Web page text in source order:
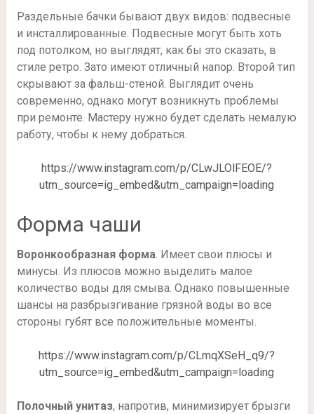
Раздельные бачки бывают двух видов: подвесные
и инсталлированные. Подвесные могут быть хоть
под потолком, но выглядят, как бы это сказать, в
стиле ретро. Зато имеют отличный напор. Второй тип
скрывают за фальш-стеной. Выглядит очень
современно, однако могут возникнуть проблемы
при ремонте. Мастеру нужно будет сделать немалую
работу, чтобы к нему добраться.
https://www.instagram.com/p/CLwJLOlFEOE/?
utm_source=ig_embed&utm_campaign=loading
Форма чаши
Воронкообразная форма. Имеет свои плюсы и
минусы. Из плюсов можно выделить малое
количество воды для смыва. Однако повышенные
шансы на разбрызгивание грязной воды во все
стороны губят все положительные моменты.
https://www.instagram.com/p/CLmqXSeH_q9/?
utm_source=ig_embed&utm_campaign=loading
Полочный унитаз, напротив, минимизирует брызги